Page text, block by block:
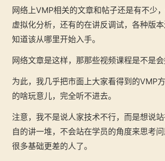
网络上VMP相关的文章和帖子还是有不少
虚拟化分析，还有的在讲反调试，各种版
知道该从哪里开始入手。
网络文章是这样，那那些视频课程是不是会
为此，我几乎把市面上大家看得到的VMP
的啥玩意儿，完全听不进去。
注意，我不是说人家技术不行，而是想说
自的讲一堆，不会站在学员的角度来思考
很多基础更差的人了。